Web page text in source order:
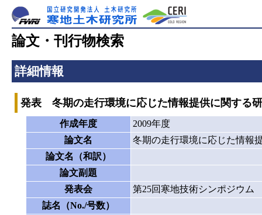
論文・刊行物検索
詳細情報
発表 冬期の走行環境に応じた情報提供に関する
作成年度
2009年度
論文名
冬期の走行環境に応じた情報
論文名（和訳）
論文副題
発表会
第25回寒地技術シンポジウム
誌名（No./号数）